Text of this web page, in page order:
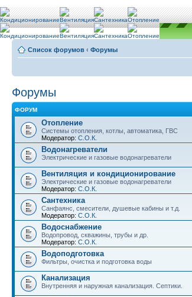
Список форумов ‹ Форумы
Форумы
ФОРУМ
Отопление
Системы отопления, котлы, автоматика, ГВС
Модератор: С.О.К.
Водонагреватели
Электрические и газовые водонагреватели
Вентиляция и кондиционирование
Электрические и газовые водонагреватели
Модератор: С.О.К.
Сантехника
Санфаянс, смесители, душевые кабины и т.д.
Модератор: С.О.К.
Водоснабжение
Водопровод, скважины, трубы и др.
Модератор: С.О.К.
Водоподготовка
Фильтры, очистка и подготовка воды
Канализация
Внутренняя и наружная канализация. Септики.